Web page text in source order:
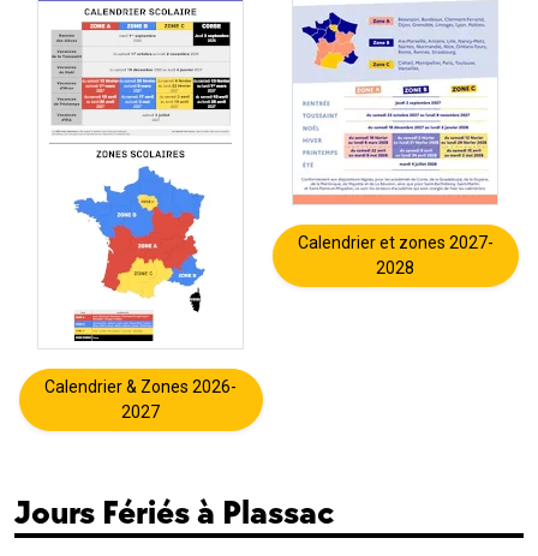
Calendrier & Zones 2026-
2027
Calendrier et zones 2027-
2028
Jours Fériés à Plassac